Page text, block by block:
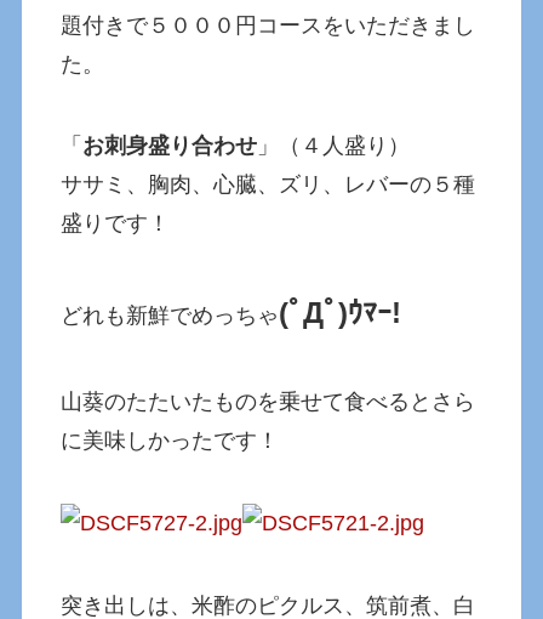
題付きで５０００円コースをいただきまし
た。
「 お刺身盛り合わせ 」（４人盛り）
ササミ、胸肉、心臓、ズリ、レバーの５種
盛りです！
どれも新鮮でめっちゃ(ﾟДﾟ)ｳﾏｰ!
山葵のたたいたものを乗せて食べるとさら
に美味しかったです！
突き出しは、米酢のピクルス、筑前煮、白